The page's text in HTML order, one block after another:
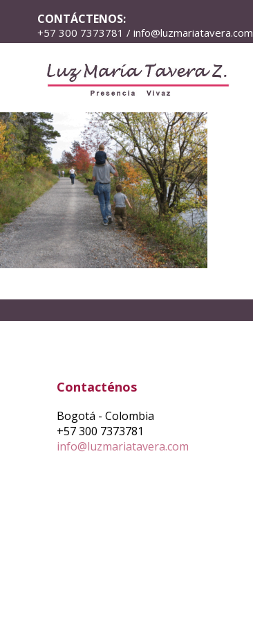
CONTÁCTENOS:
+57 300 7373781 / info@luzmariatavera.com
Contacténos
Bogotá - Colombia
+57 300 7373781
info@luzmariatavera.com